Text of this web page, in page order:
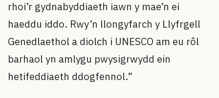
rhoi’r gydnabyddiaeth iawn y mae’n ei
haeddu iddo. Rwy’n llongyfarch y Llyfrgell
Genedlaethol a diolch i UNESCO am eu rôl
barhaol yn amlygu pwysigrwydd ein
hetifeddiaeth ddogfennol.”